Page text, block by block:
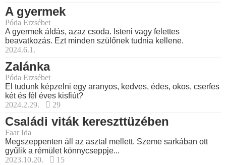
A gyermek
Póda Erzsébet
A gyermek áldás, azaz csoda. Isteni vagy felettes
beavatkozás. Ezt minden szülőnek tudnia kellene.
2024.6.1.
Zalánka
Póda Erzsébet
El tudunk képzelni egy aranyos, kedves, édes, okos, cserfes
két és fél éves kisfiút?
2024.2.29.
29
Családi viták kereszttüzében
Faar Ida
Megszeppenten áll az asztal mellett. Szeme sarkában ott
gyűlik a rémület könnycseppje...
2023.10.20.
15